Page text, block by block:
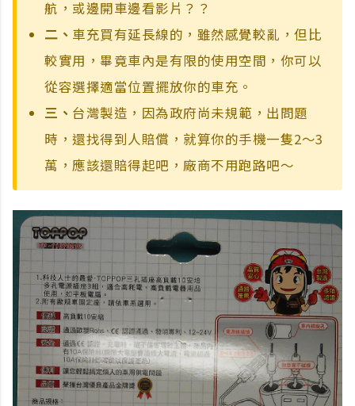
航，或邊開車邊看影片？？
二、 車充買有延長線的，雖然感覺較亂，但比
較實用，畢竟車內是有限的使用空間，你可以
從容選擇適當位置擺放你的車充。
三、 台灣製造，因為政府尚未規範，出問題
時，還找得到人賠償，就算你的手機一隻2～3
萬，應該還賠得起吧，廠商不用跑路吧～